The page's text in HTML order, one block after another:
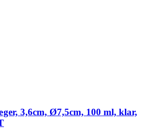
3,6cm, Ø7,5cm, 100 ml, klar,